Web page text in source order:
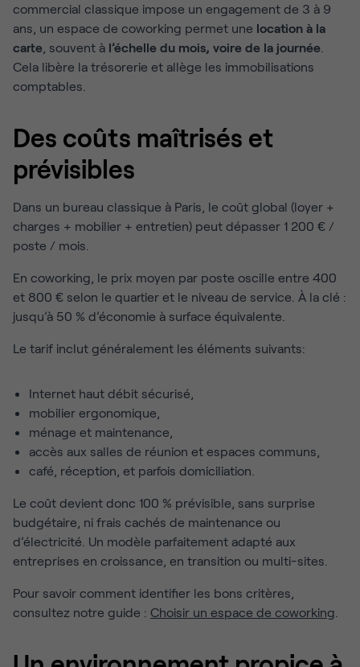
commercial classique impose un engagement de 3 à 9
ans, un espace de coworking permet une location à la
carte, souvent à l’échelle du mois, voire de la journée
Cela libère la trésorerie et allège les immobilisations
comptables.
Des coûts maîtrisés et
prévisibles
Dans un bureau classique à Paris, le coût global (loyer +
charges + mobilier + entretien) peut dépasser 1 200 € /
poste / mois.
En coworking, le prix moyen par poste oscille entre 400
et 800 € selon le quartier et le niveau de service. À la clé :
jusqu’à 50 % d’économie à surface équivalente.
Le tarif inclut généralement les éléments suivants:
Internet haut débit sécurisé,
mobilier ergonomique,
ménage et maintenance,
accès aux salles de réunion et espaces communs,
café, réception, et parfois domiciliation.
Le coût devient donc 100 % prévisible, sans surprise
budgétaire, ni frais cachés de maintenance ou
d’électricité. Un modèle parfaitement adapté aux
entreprises en croissance, en transition ou multi-sites.
Pour savoir comment identifier les bons critères,
consultez notre guide : Choisir un espace de coworking